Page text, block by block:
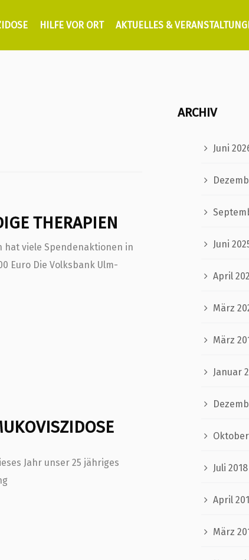
HILFE VOR ORT AKTUELLES &
THERAPIEN
hat viele Spendenaktionen in
Euro Die Volksbank Ulm-
Jahr unser 25 jähriges
ARCHIV
Juni
Juni
April
März
März
Januar
Juli 2018
April
März